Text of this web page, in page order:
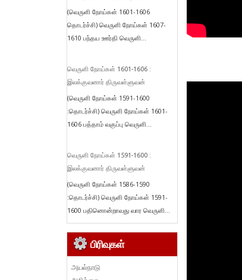
(வெருளி நோய்கள் 1601-1606
தொடர்ச்சி) வெருளி நோய்கள் 1607-
1610 பந்தய ஊர்தி வெருளி...
வெருளி நோய்கள் 1601-1606 :
இலக்குவனார் திருவள்ளுவன்
(வெருளி நோய்கள் 1591-1600
:தொடர்ச்சி) வெருளி நோய்கள் 1601-
1606 பத்தாம் வகுப்பு வெருளி...
வெருளி நோய்கள் 1591-1600 :
இலக்குவனார் திருவள்ளுவன்
(வெருளி நோய்கள் 1586-1590
:தொடர்ச்சி) வெருளி நோய்கள் 1591-
1600 பதினொன்றாவது வார வெருளி...
பிரிவுகள்
அயல்நாடு